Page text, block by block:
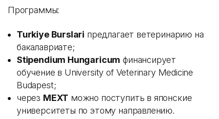
Программы:
Turkiye Burslari предлагает ветеринарию на
бакалавриате;
Stipendium Hungaricum финансирует
обучение в University of Veterinary Medicine
Budapest;
через MEXT можно поступить в японские
университеты по этому направлению.